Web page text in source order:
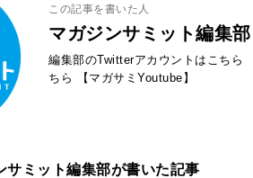
この記事を書いた人
マガジンサミット編集部
編集部のTwitterアカウントはこちら
ちら
【マガサミYoutube】
サミット編集部が書いた記事